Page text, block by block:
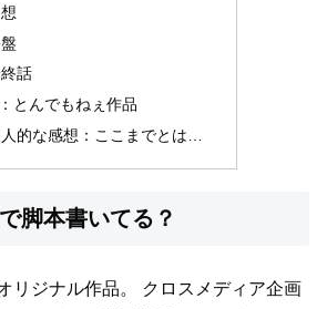
話
とんでもねぇ作品
的な感想：ここまでとは…
脚本書いてる？
リジナル作品。
クロスメディア企画